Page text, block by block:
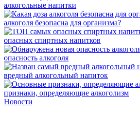
алкогольные напитки
алкоголя безопасна для организма?
опасных спиртных напитков
опасность алкоголя
вредный алкогольный напиток
признаки, определяющие алкоголизм
Новости